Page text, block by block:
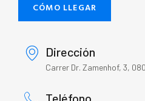
CÓMO LLEGAR
Dirección
Carrer Dr. Zamenhof, 3,